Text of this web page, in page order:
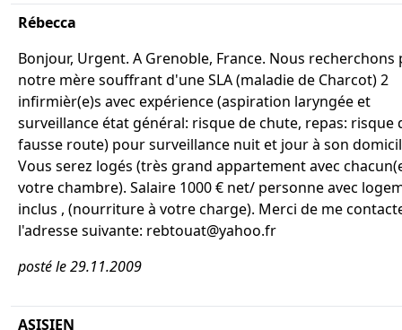
Rébecca
Bonjour, Urgent. A Grenoble, France. Nous recherchons
notre mère souffrant d'une SLA (maladie de Charcot) 2
infirmièr(e)s avec expérience (aspiration laryngée et
surveillance état général: risque de chute, repas: risque
fausse route) pour surveillance nuit et jour à son
Vous serez logés (très grand appartement avec
votre chambre). Salaire 1000 € net/ personne avec
inclus , (nourriture à votre charge). Merci de me
l'adresse suivante: rebtouat@yahoo.fr
posté le 29.11.2009
ASISIEN